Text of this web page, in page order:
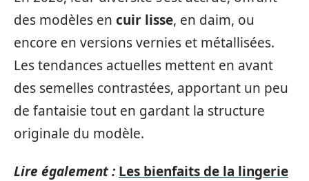
des modèles en cuir lisse, en daim, ou
encore en versions vernies et métallisées.
Les tendances actuelles mettent en avant
des semelles contrastées, apportant un peu
de fantaisie tout en gardant la structure
originale du modèle.
Lire également : Les bienfaits de la lingerie